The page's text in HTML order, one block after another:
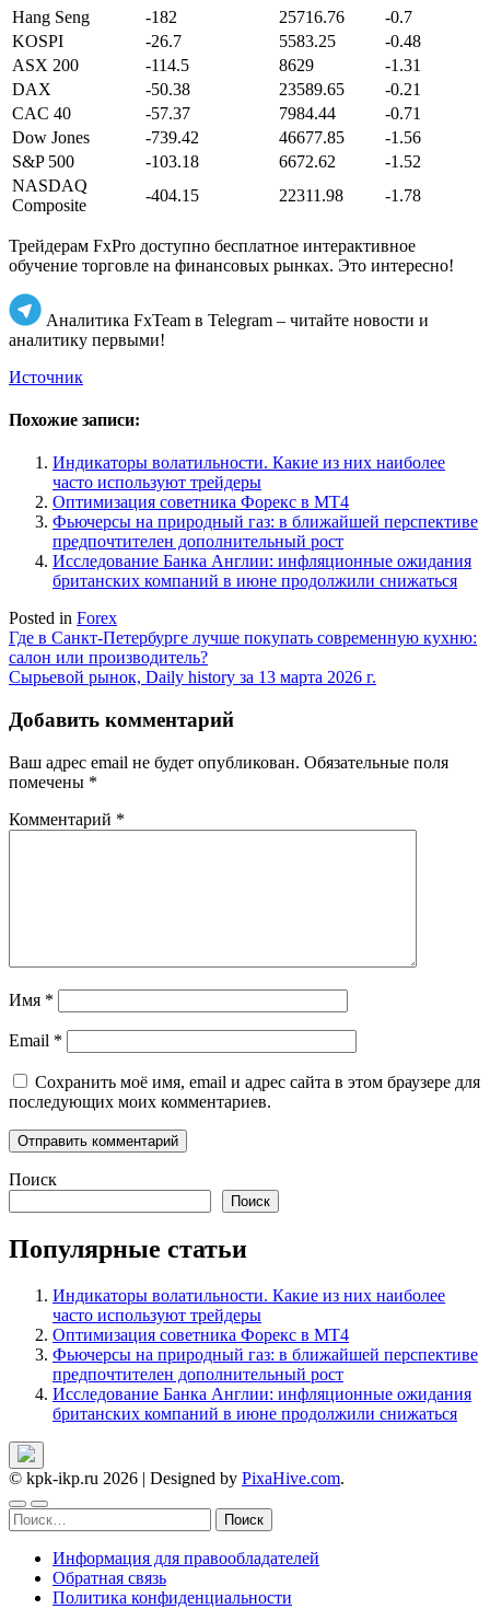
Hang Seng
-182 25716.76
-0.7
KOSPI
-26.7 5583.25
-0.48
ASX 200
-114.5 8629
-1.31
DAX
-50.38 23589.65
-0.21
CAC 40
-57.37 7984.44
-0.71
Dow Jones
-739.42 46677.85
-1.56
S&P 500
-103.18 6672.62
-1.52
NASDAQ
Composite
-404.15 22311.98 -1.78
Трейдерам FxPro доступно бесплатное интерактивное
обучение торговле на финансовых рынках. Это интересно!
Аналитика FxTeam в Telegram – читайте новости и
аналитику первыми!
Источник
Похожие записи:
Индикаторы волатильности. Какие из них наиболее
часто используют трейдеры
Оптимизация советника Форекс в МТ4
Фьючерсы на природный газ: в ближайшей перспективе
предпочтителен дополнительный рост
Исследование Банка Англии: инфляционные ожидания
британских компаний в июне продолжили снижаться
Posted in Forex
Навигация
по
Где в Санкт-Петербурге лучше покупать современную кухню:
салон или производитель?
Сырьевой рынок, Daily history за 13 марта 2026 г.
Добавить комментарий
Ваш адрес email не будет опубликован. Обязательные поля
помечены *
Комментарий *
Имя *
Email *
Сохранить моё имя, email и адрес сайта в этом браузере для
последующих моих комментариев.
Поиск
Поиск
Популярные статьи
Индикаторы волатильности. Какие из них наиболее
часто используют трейдеры
Оптимизация советника Форекс в МТ4
Фьючерсы на природный газ: в ближайшей перспективе
предпочтителен дополнительный рост
Исследование Банка Англии: инфляционные ожидания
британских компаний в июне продолжили снижаться
© kpk-ikp.ru 2026 | Designed by PixaHive.com.
Найти:
Информация для правообладателей
Обратная связь
Политика конфиденциальности